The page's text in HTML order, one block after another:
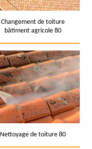
Changement de toiture
bâtiment agricole 80
Nettoyage de toiture 80